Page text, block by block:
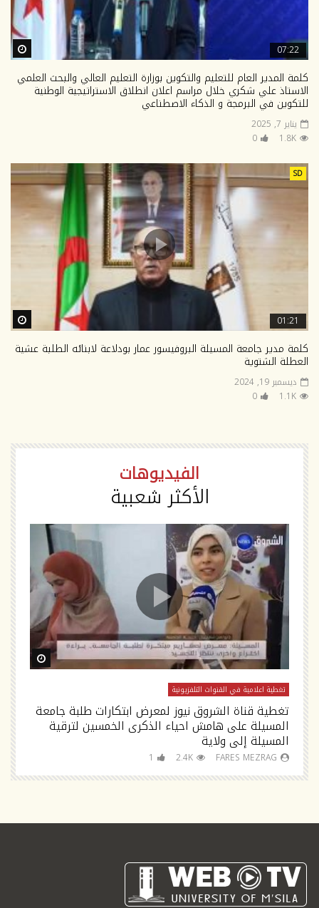
07:22
كلمة المدير العام للتعليم والتكوين بوزارة التعليم العالي والبحث العلمي
الاستاذ علي شكري خلال مراسم اعلان انطلاق الاستراتيجية الوطنية
للتكوين في البرمجة و الذكاء الاصطناعي
يناير 7, 2025
1.8K
0
SD
01:21
كلمة مدير جامعة المسيلة البروفيسور عمار بودلاعة لابنائه الطلبة عشية
العطلة الشتوية
ديسمبر 19, 2024
1.1K
0
الفيديوهات
الأكثر شعبية
Later
تغطية اعلامية في القنوات التلفزيونية
تغطية قناة الشروق نيوز لمعرض ابتكارات طلبة جامعة
المسيلة على هامش احياء الذكرى الخمسين لترقية
المسيلة إلى ولاية
FARES MEZRAG
2.4K
1
Watch Later